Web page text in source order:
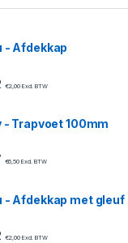
- Afdekkap
€2,00Excl. BTW
- Trapvoet 100mm
€6,50Excl. BTW
- Afdekkap met gleuf
€2,00Excl. BTW